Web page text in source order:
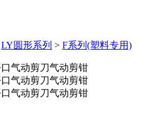
LY圆形系列 > F系列(塑料专用)